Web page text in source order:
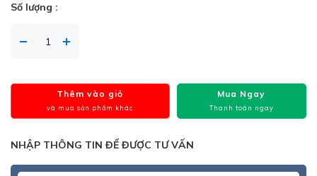
Số lượng :
Thêm vào giỏ
và mua sản phẩm khác
Mua Ngay
Thanh toán ngay
NHẬP THÔNG TIN ĐỂ ĐƯỢC TƯ VẤN